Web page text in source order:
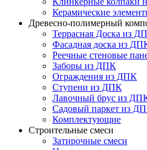
Керамические
Древесно-полимерный
Террасная Доска из
Фасадная доска из
Реечные стеновые
Заборы из ДПК
Ограждения из ДПК
Ступени из ДПК
Лавочный брус из
Садовый паркет из
Комплектующие
Строительные смеси
Затирочные смеси